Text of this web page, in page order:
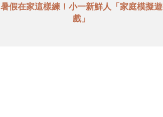
暑假在家這樣練！小一新鮮人「家庭模擬遊
戲」